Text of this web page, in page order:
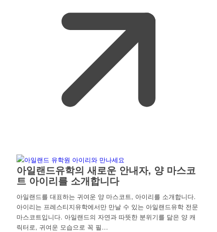
아일랜드유학의 새로운 안내자, 양 마스코
트 아이리를 소개합니다
아일랜드를 대표하는 귀여운 양 마스코트, 아이리를 소개합니다.
아이리는 프레스티지유학에서만 만날 수 있는 아일랜드유학 전문
마스코트입니다. 아일랜드의 자연과 따뜻한 분위기를 닮은 양 캐
릭터로, 귀여운 모습으로 꼭 필…